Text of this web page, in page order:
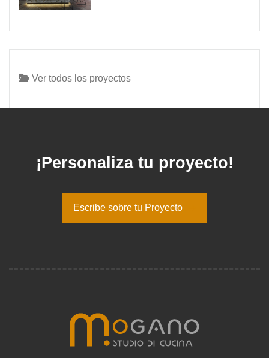
Ver todos los proyectos
¡Personaliza tu proyecto!
Escribe sobre tu Proyecto
Escribe sobre tu Proyecto